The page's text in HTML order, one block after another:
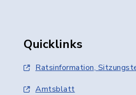
Quicklinks
Ratsinformation,
Amtsblatt